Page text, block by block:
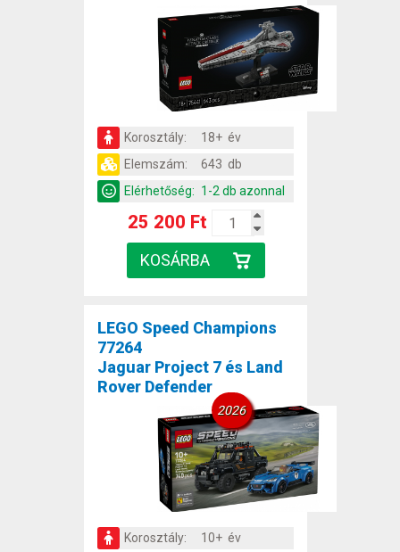
Korosztály:
18+ év
Elemszám:
643 db
Elérhetőség: 1-2 db azonnal
25 200 Ft
LEGO Speed Champions
77264
Jaguar Project 7 és Land
Rover Defender
2026
Korosztály:
10+ év